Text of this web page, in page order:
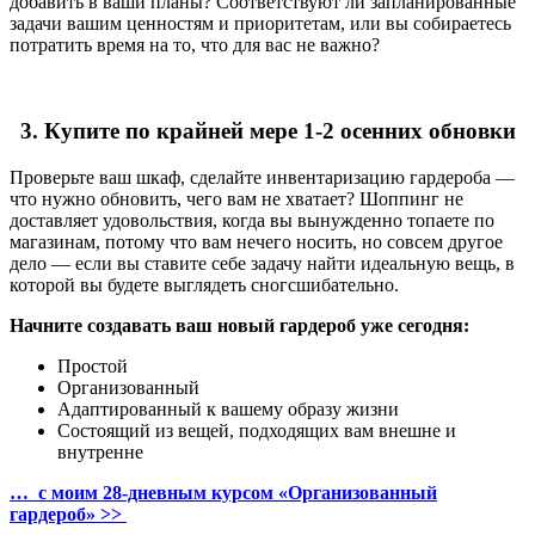
задачи вашим ценностям и приоритетам, или вы собираетесь
потратить время на то, что для вас не важно?
3. Купите по крайней мере 1-2 осенних обновки
Проверьте ваш шкаф, сделайте инвентаризацию гардероба —
что нужно обновить, чего вам не хватает? Шоппинг не
доставляет удовольствия, когда вы вынужденно топаете по
магазинам, потому что вам нечего носить, но совсем другое
дело — если вы ставите себе задачу найти идеальную вещь, в
которой вы будете выглядеть сногсшибательно.
Начните создавать ваш новый гардероб уже сегодня:
Простой
Организованный
Адаптированный к вашему образу жизни
Состоящий из вещей, подходящих вам внешне и
внутренне
… с моим 28-дневным курсом «Организованный
гардероб» >>